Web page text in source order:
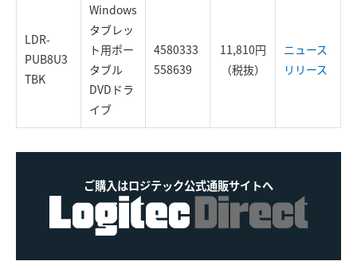
LDR-
PUB8U3
TBK
Windows
タブレッ
ト用ポー
タブル
DVDドラ
イブ
4580333
558639
11,810円
（税抜）
ニュース
リリース
ご購入はロジテック公式通販サイトへ